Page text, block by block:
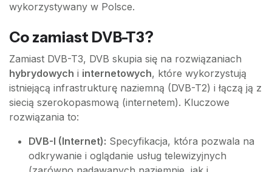
wykorzystywany w Polsce.
Co zamiast DVB-T3?
Zamiast DVB-T3, DVB skupia się na rozwiązaniach
hybrydowych i internetowych, które wykorzystują
istniejącą infrastrukturę naziemną (DVB-T2) i łączą ją z
siecią szerokopasmową (internetem). Kluczowe
rozwiązania to:
DVB-I (Internet): Specyfikacja, która pozwala na
odkrywanie i oglądanie usług telewizyjnych